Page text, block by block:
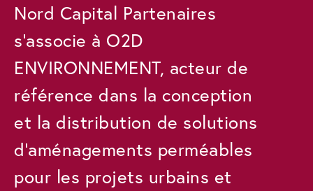
Nord Capital Partenaires
s’associe à O2D
ENVIRONNEMENT, acteur de
référence dans la conception
et la distribution de solutions
d’aménagements perméables
pour les projets urbains et